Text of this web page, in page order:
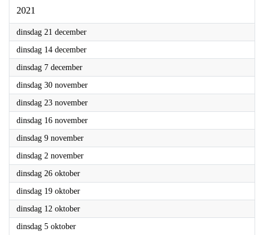
dinsdag 14 december2021
dinsdag 7 december2021
dinsdag 30 november2021
dinsdag 23 november2021
dinsdag 16 november2021
dinsdag 9 november2021
dinsdag 2 november2021
dinsdag 26 oktober2021
dinsdag 19 oktober2021
dinsdag 12 oktober2021
dinsdag 5 oktober2021
dinsdag 28 september2021